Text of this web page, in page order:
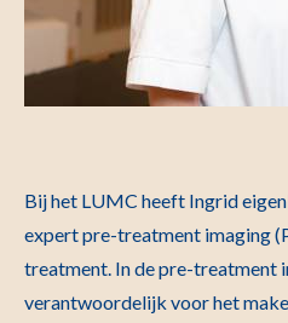
Bij het LUMC heeft Ingrid
expert pre-treatment imaging
treatment. In de pre-treatment
verantwoordelijk voor het